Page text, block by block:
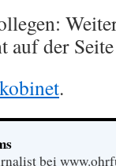
auf der
.
bei